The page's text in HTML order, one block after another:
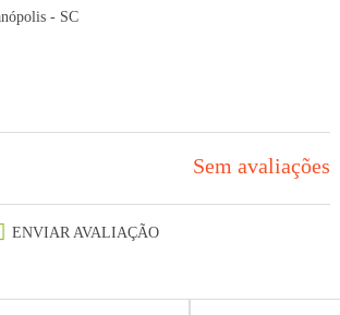
- SC
Sem avaliações
ENVIAR AVALIAÇÃO